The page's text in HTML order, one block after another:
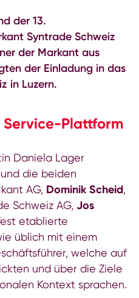
der 13.
Syntrade Schweiz
der Markant aus
der Einladung in das
in Luzern.
Plattform
Daniela Lager
die beiden
AG, Dominik Scheid,
Schweiz AG, Jos
etablierte
üblich mit einem
welche auf
und über die Ziele
Kontext sprachen.